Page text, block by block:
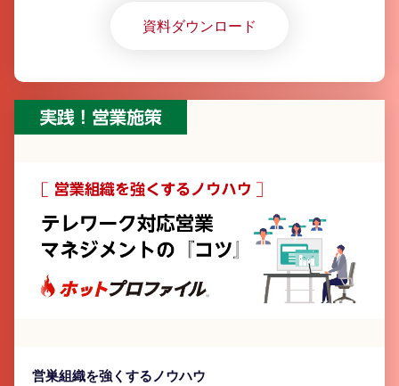
「Excel」以外のツール導入が進んでいない実態が明ら
資料ダウンロード
営巣組織を強くするノウハウ